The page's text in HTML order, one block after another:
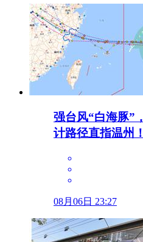
强台风“白海豚”
计路径直指温州！
08月06日 23:27